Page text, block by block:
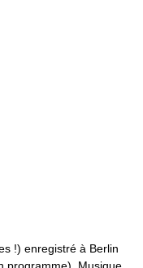
Band : "Perfect
Wars"
: "2081"
: "Classical to
HOF : "On The (…)
: "Pianoka
"Freedom &
!) enregistré à Berlin
programme). Musique